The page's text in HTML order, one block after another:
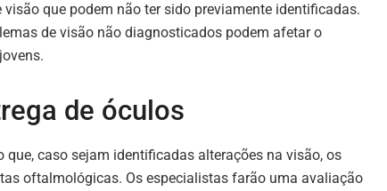
que podem não ter sido previamente identificadas.
de visão não diagnosticados podem afetar o
de óculos
caso sejam identificadas alterações na visão, os
oftalmológicas. Os especialistas farão uma avaliação